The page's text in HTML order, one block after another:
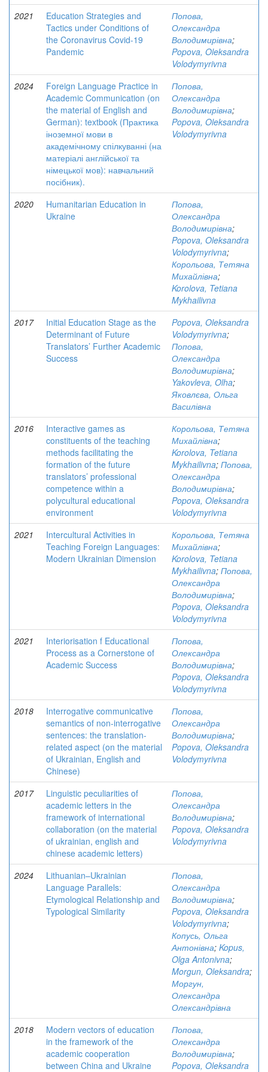
2021
Education Strategies and
Tactics under Conditions of
the Coronavirus Covid-19
Pandemic
Попова,
Олександра
Володимирівна;
Popova, Oleksandra
Volodymyrivna
2024
Foreign Language Practice in
Academic Communication (on
the material of English and
German): textbook (Практика
іноземної мови в
академічному спілкуванні (на
матеріалі англійської та
німецької мов): навчальний
посібник).
Попова,
Олександра
Володимирівна;
Popova, Oleksandra
Volodymyrivna
2020
Humanitarian Education in
Ukraine
Попова,
Олександра
Володимирівна;
Popova, Oleksandra
Volodymyrivna;
Корольова, Тетяна
Михайлівна;
Korolova, Tetiana
Mykhailivna
2017
Initial Education Stage as the
Determinant of Future
Translators’ Further Academic
Success
Popova, Oleksandra
Volodymyrivna;
Попова,
Олександра
Володимирівна;
Yakovleva, Olha;
Яковлєва, Ольга
Василівна
2016
Interactive games as
constituents of the teaching
methods facilitating the
formation of the future
translators’ professional
competence within a
polycultural educational
environment
Корольова, Тетяна
Михайлівна;
Korolova, Tetiana
Mykhailivna; Попова,
Олександра
Володимирівна;
Popova, Oleksandra
Volodymyrivna
2021
Intercultural Activities in
Teaching Foreign Languages:
Modern Ukrainian Dimension
Корольова, Тетяна
Михайлівна;
Korolova, Tetiana
Mykhailivna; Попова,
Олександра
Володимирівна;
Popova, Oleksandra
Volodymyrivna
2021
Interiorisation f Educational
Process as a Cornerstone of
Academic Success
Попова,
Олександра
Володимирівна;
Popova, Oleksandra
Volodymyrivna
2018
Interrogative communicative
semantics of non-interrogative
sentences: the translation-
related aspect (on the material
of Ukrainian, English and
Chinese)
Попова,
Олександра
Володимирівна;
Popova, Oleksandra
Volodymyrivna
2017
Linguistic peculiarities of
academic letters in the
framework of international
collaboration (on the material
of ukrainian, english and
chinese academic letters)
Попова,
Олександра
Володимирівна;
Popova, Oleksandra
Volodymyrivna
2024
Lithuanian–Ukrainian
Language Parallels:
Etymological Relationship and
Typological Similarity
Попова,
Олександра
Володимирівна;
Popova, Oleksandra
Volodymyrivna;
Копусь, Ольга
Антонівна; Kopus,
Olga Antonivna;
Morgun, Oleksandra;
Моргун,
Олександра
Олександрівна
2018
Modern vectors of education
in the framework of the
academic cooperation
between China and Ukraine
Попова,
Олександра
Володимирівна;
Popova, Oleksandra